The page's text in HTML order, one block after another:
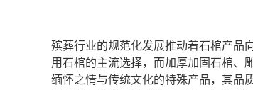
殡葬行业的规范化发展推动着石棺产品
用石棺的主流选择，而加厚加固石棺、
缅怀之情与传统文化的特殊产品，其品